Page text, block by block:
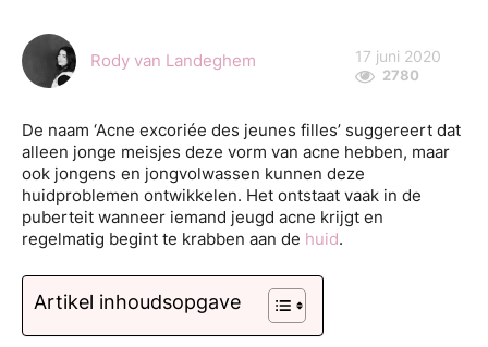
Rody van Landeghem 17 juni 2020
2780
De naam ‘Acne excoriée des jeunes filles’ suggereert dat
alleen jonge meisjes deze vorm van acne hebben, maar
ook jongens en jongvolwassen kunnen deze
huidproblemen ontwikkelen. Het ontstaat vaak in de
puberteit wanneer iemand jeugd acne krijgt en
regelmatig begint te krabben aan de huid.
Artikel inhoudsopgave